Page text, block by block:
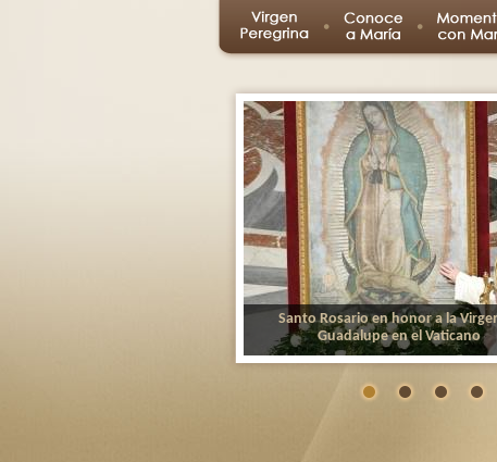
Santo Rosario en honor a la
Guadalupe en el Vaticano
La Celebración en honor de Nuestra
Rosario en la Plaza de San Pedro.